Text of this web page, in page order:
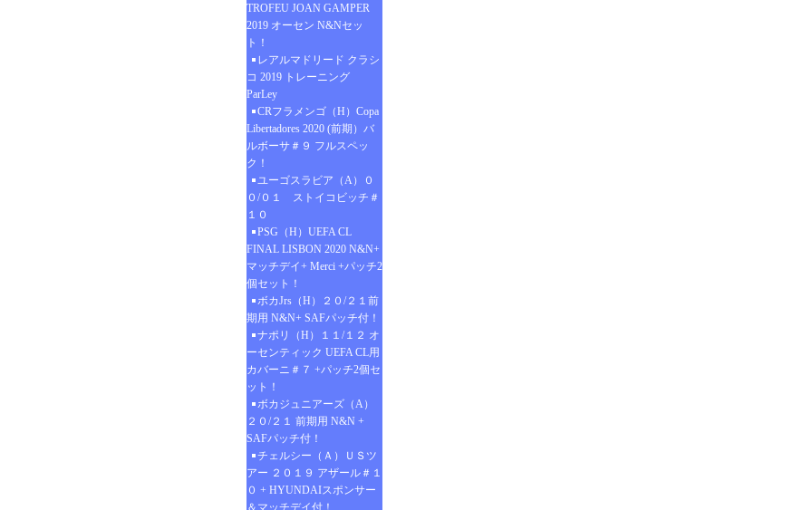
TROFEU JOAN GAMPER
2019 オーセン N&Nセッ
ト！
レアルマドリード クラシ
コ 2019 トレーニング
ParLey
CRフラメンゴ（H）Copa
Libertadores 2020 (前期）バ
ルボーサ＃９ フルスペッ
ク！
ユーゴスラビア（A）０
０/０１ ストイコビッチ＃
１０
PSG（H）UEFA CL
FINAL LISBON 2020 N&N+
マッチデイ+ Merci +パッチ2
個セット！
ボカJrs（H）２０/２１前
期用 N&N+ SAFパッチ付！
ナポリ（H）１１/１２ オ
ーセンティック UEFA CL用
カバーニ＃７ +パッチ2個セ
ット！
ボカジュニアーズ（A）
２０/２１ 前期用 N&N +
SAFパッチ付！
チェルシー（Ａ）ＵＳツ
アー ２０１９ アザール＃１
０ + HYUNDAIスポンサー
＆マッチデイ付！